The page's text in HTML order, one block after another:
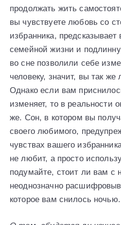
продолжать жить
вы чувствуете любовь со
избранника, предсказывает
семейной жизни и
во сне позволили себе
человеку, значит, вы так же
Однако если вам
изменяет, то в реальности
же. Сон, в котором вы
своего любимого,
чувствах вашего
не любит, а просто
подумайте, стоит ли вам с
неоднозначно
которое вам снилось ночью.